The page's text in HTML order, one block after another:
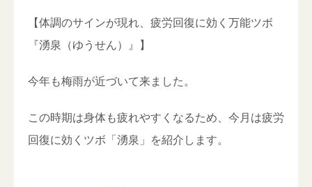
【体調のサインが現れ、疲労回復に効く万能ツボ
『湧泉（ゆうせん）』】
今年も梅雨が近づいて来ました。
この時期は身体も疲れやすくなるため、今月は疲労
回復に効くツボ「湧泉」を紹介します。